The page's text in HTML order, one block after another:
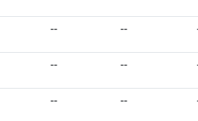
-- --
-- --
-- --